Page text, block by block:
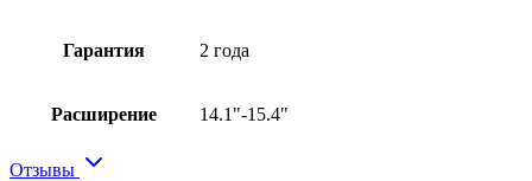
Гарантия 2 года
Расширение 14.1"-15.4"
Отзывы